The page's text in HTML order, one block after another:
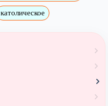
католическое